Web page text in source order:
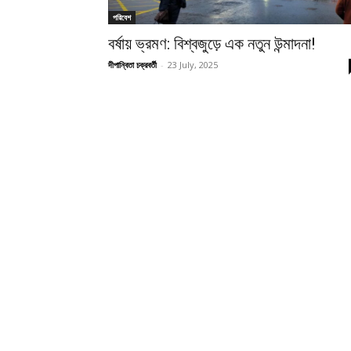
পরিবেশ
বর্ষায় ভ্রমণ: বিশ্বজুড়ে এক নতুন উন্মাদনা!
দীপান্বিতা চক্রবর্তী - 23 July, 2025